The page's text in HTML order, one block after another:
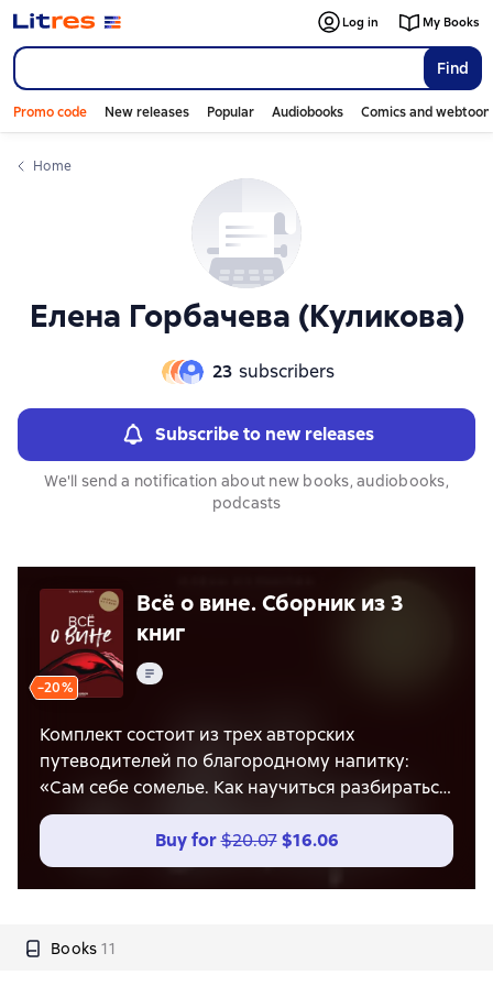
Find
Log in My Books
Promo code New releases Popular Audiobooks Comics and
Home
Елена Горбачева (Куликова)
23 subscribers
Subscribe to new releases
We'll send a notification about new books, audiobooks,
podcasts
−20%
Всё о вине. Сборник из 3
книг
Text
Комплект состоит из трех авторских
путеводителей по благородному напитку:
«Сам себе сомелье. Как научиться разбираться
в вине с нуля», «Вино России. История,
география, выбор» и «Невинный винный ЗОЖ».
Авторитетный винный эксперт, выпускница
престижной школы Wine and Spirits Education
выбрать вино по этикетке и ресторанной
Buy for$20.07 $16.06
Books 11
Слайдер с книгами
Слайдер с книгами